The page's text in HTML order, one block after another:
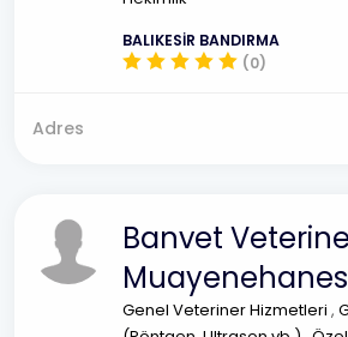
BALIKESİR BANDIRMA
(0)
Adres
Banvet
Genel Veteriner Hizmetleri ,